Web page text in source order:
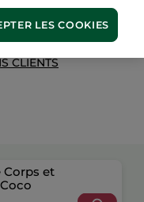
ICI
CLIENTS
Corps et
LES COOKIES